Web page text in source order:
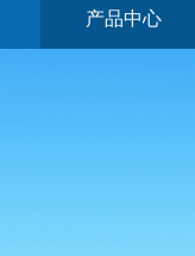
产品中心